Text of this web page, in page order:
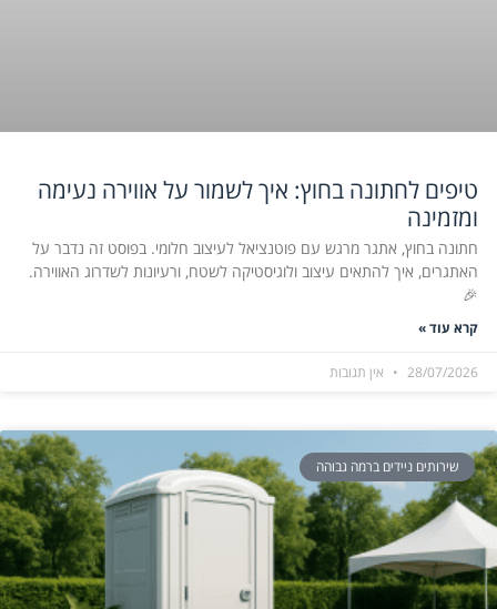
טיפים לחתונה בחוץ: איך לשמור על אווירה נעימה
ומזמינה
חתונה בחוץ, אתגר מרגש עם פוטנציאל לעיצוב חלומי. בפוסט זה נדבר על
האתגרים, איך להתאים עיצוב ולוגיסטיקה לשטח, ורעיונות לשדרוג האווירה.
🎉
קרא עוד »
28/07/2026 אין תגובות
שירותים ניידים ברמה גבוהה